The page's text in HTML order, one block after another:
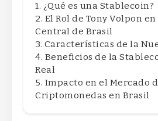
¿Qué es una Stablecoin?
El Rol de Tony Volpon
Central de Brasil
Características de la
Beneficios de la
Real
Impacto en el Mercado
Criptomonedas en Brasil